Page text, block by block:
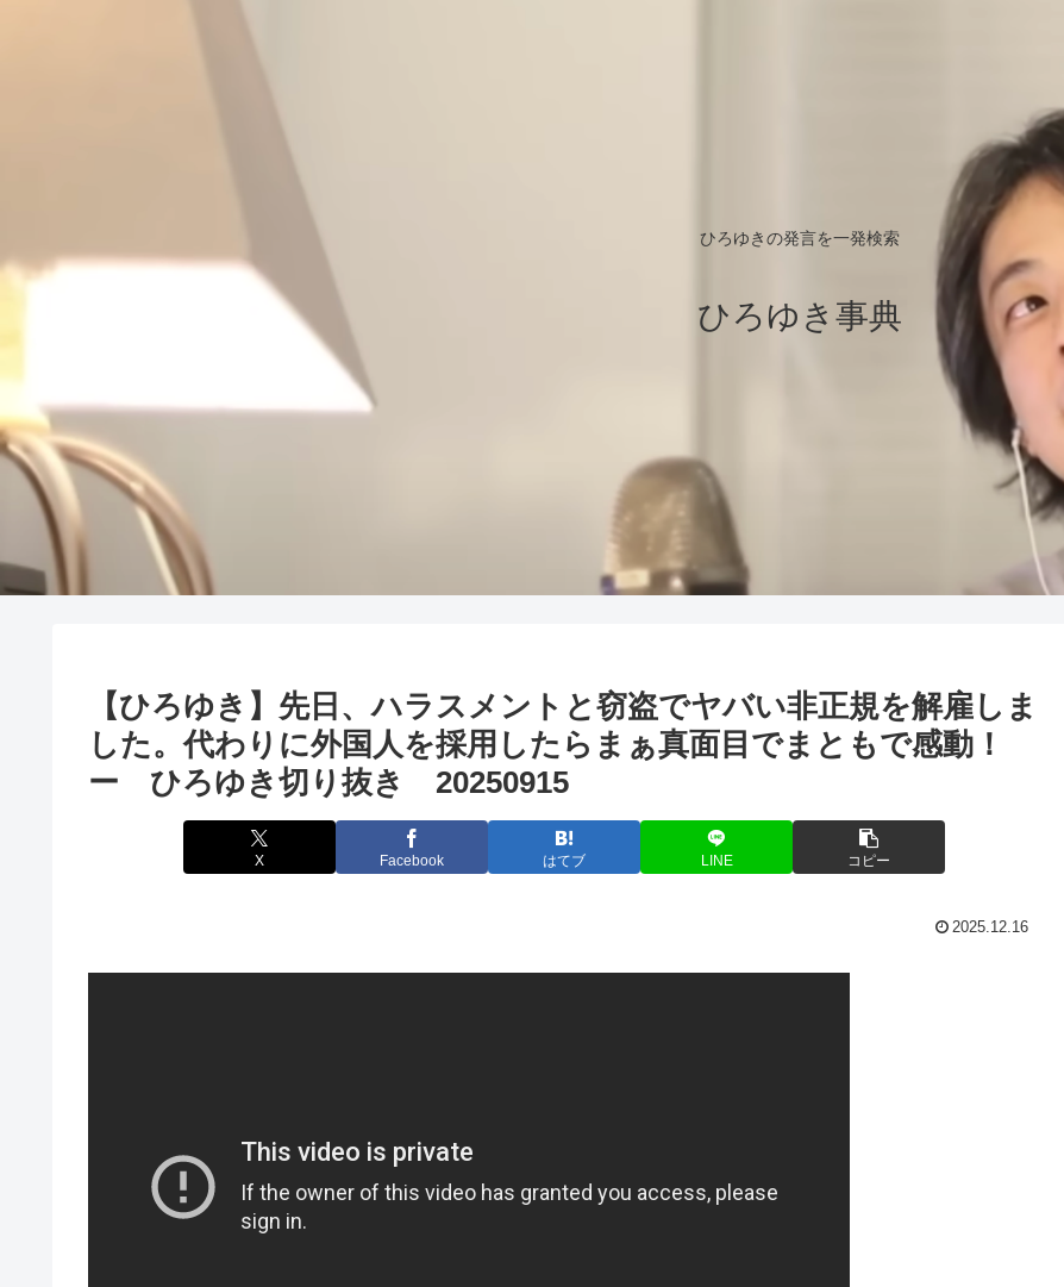
ひろゆきの発言を一発検索
ひろゆき事典
【ひろゆき】先日、ハラスメントと窃盗でヤバい非正規を解雇しま
した。代わりに外国人を採用したらまぁ真面目でまともで感動！
ー ひろゆき切り抜き 20250915
X Facebook はてブ LINE コピー
2025.12.16